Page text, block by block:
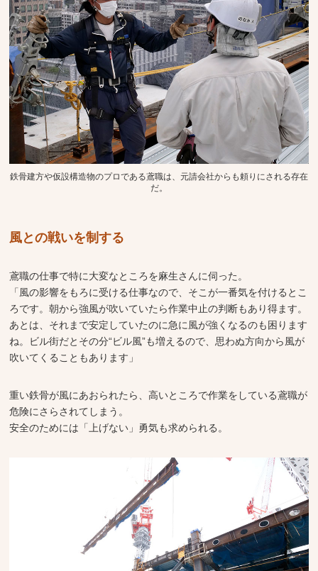
鉄骨建方や仮設構造物のプロである鳶職は、元請会社からも頼りにされる存在
だ。
風との戦いを制する
鳶職の仕事で特に大変なところを麻生さんに伺った。
「風の影響をもろに受ける仕事なので、そこが一番気を付けるとこ
ろです。朝から強風が吹いていたら作業中止の判断もあり得ます。
あとは、それまで安定していたのに急に風が強くなるのも困ります
ね。ビル街だとその分“ビル風”も増えるので、思わぬ方向から風が
吹いてくることもあります」
重い鉄骨が風にあおられたら、高いところで作業をしている鳶職が
危険にさらされてしまう。
安全のためには「上げない」勇気も求められる。